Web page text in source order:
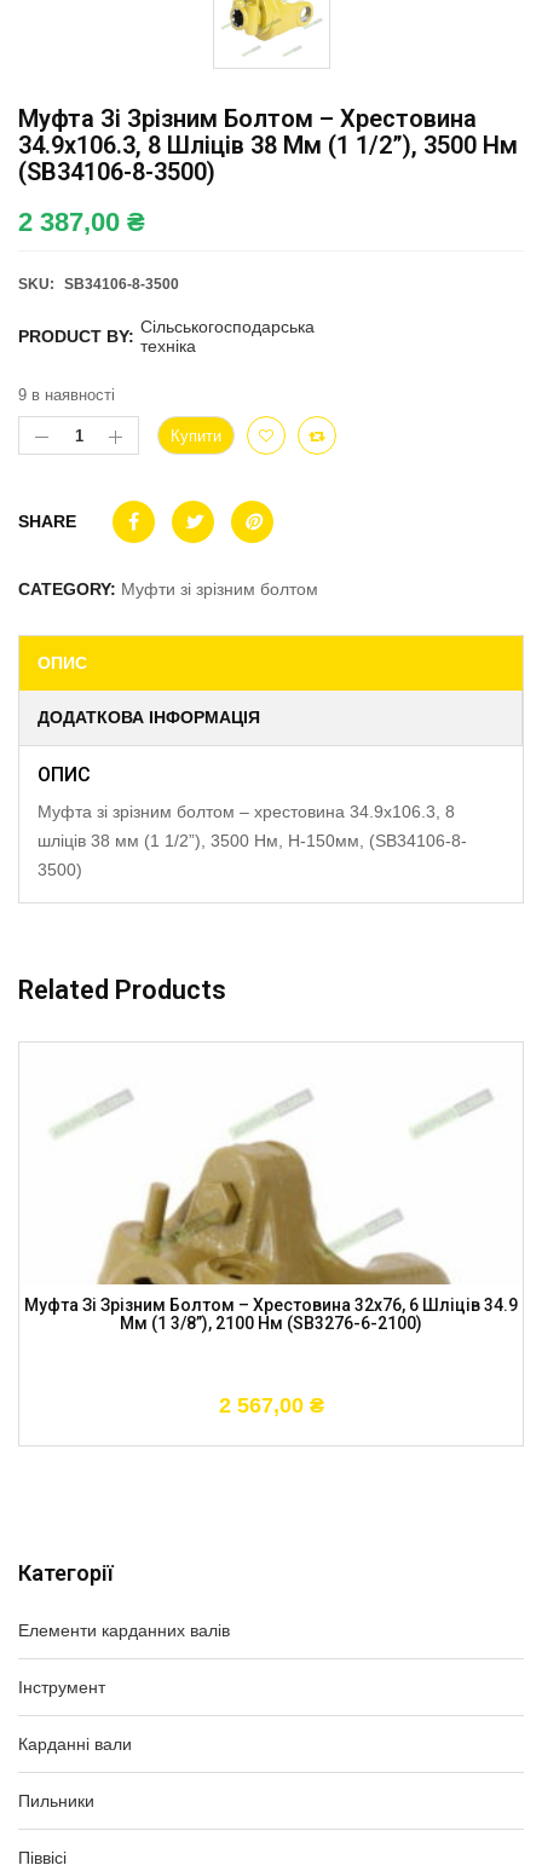
Категорії
Елементи карданних валів
Інструмент
Карданні вали
Пильники
Піввісі
Муфта Зі Зрізним Болтом – Хрестовина
34.9х106.3, 8 Шліців 38 Мм (1 1/2”), 3500 Нм
(SB34106-8-3500)
2 387,00 ₴
SKU: SB34106-8-3500
PRODUCT BY: Сільськогосподарська
техніка
9 в наявності
Купити
SHARE
CATEGORY: Муфти зі зрізним болтом
ОПИС
ДОДАТКОВА ІНФОРМАЦІЯ
ОПИС
Муфта зі зрізним болтом – хрестовина 34.9х106.3, 8
шліців 38 мм (1 1/2”), 3500 Нм, H-150мм, (SB34106-8-
3500)
Related Products
Муфта Зі Зрізним Болтом – Хрестовина 32х76, 6 Шліців 34.9
Мм (1 3/8”), 2100 Нм (SB3276-6-2100)
2 567,00 ₴